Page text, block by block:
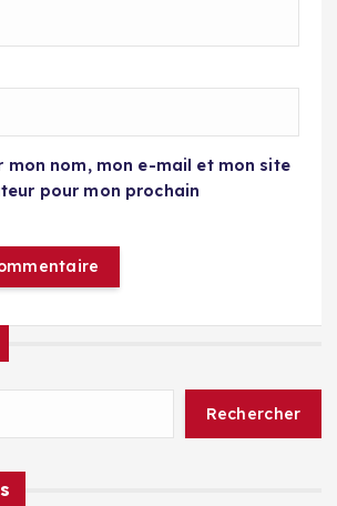
mon nom, mon e-mail et mon site
pour mon prochain
Rechercher